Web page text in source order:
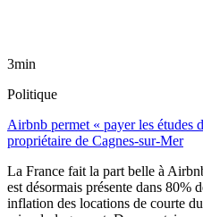
3min
Politique
Airbnb permet « payer les études
propriétaire de Cagnes-sur-Mer
La France fait la part belle à
est désormais présente dans 80%
inflation des locations de courte